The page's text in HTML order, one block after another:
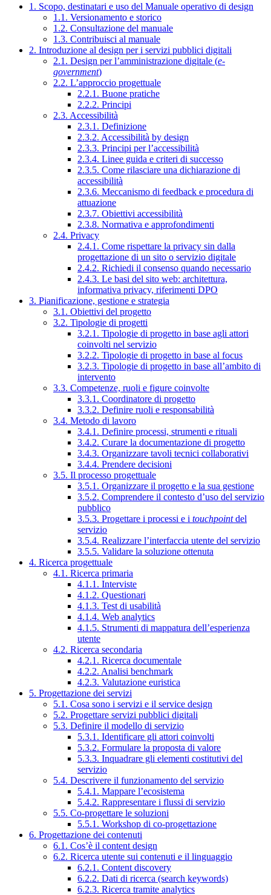
1. Scopo, destinatari e uso del Manuale operativo di design
1.1. Versionamento e storico
1.2. Consultazione del manuale
1.3. Contribuisci al manuale
2. Introduzione al design per i servizi pubblici digitali
2.1. Design per l’amministrazione digitale (e-
government)
2.2. L’approccio progettuale
2.2.1. Buone pratiche
2.2.2. Principi
2.3. Accessibilità
2.3.1. Definizione
2.3.2. Accessibilità by design
2.3.3. Principi per l’accessibilità
2.3.4. Linee guida e criteri di successo
2.3.5. Come rilasciare una dichiarazione di
accessibilità
2.3.6. Meccanismo di feedback e procedura di
attuazione
2.3.7. Obiettivi accessibilità
2.3.8. Normativa e approfondimenti
2.4. Privacy
2.4.1. Come rispettare la privacy sin dalla
progettazione di un sito o servizio digitale
2.4.2. Richiedi il consenso quando necessario
2.4.3. Le basi del sito web: architettura,
informativa privacy, riferimenti DPO
3. Pianificazione, gestione e strategia
3.1. Obiettivi del progetto
3.2. Tipologie di progetti
3.2.1. Tipologie di progetto in base agli attori
coinvolti nel servizio
3.2.2. Tipologie di progetto in base al focus
3.2.3. Tipologie di progetto in base all’ambito di
intervento
3.3. Competenze, ruoli e figure coinvolte
3.3.1. Coordinatore di progetto
3.3.2. Definire ruoli e responsabilità
3.4. Metodo di lavoro
3.4.1. Definire processi, strumenti e rituali
3.4.2. Curare la documentazione di progetto
3.4.3. Organizzare tavoli tecnici collaborativi
3.4.4. Prendere decisioni
3.5. Il processo progettuale
3.5.1. Organizzare il progetto e la sua gestione
3.5.2. Comprendere il contesto d’uso del servizio
pubblico
3.5.3. Progettare i processi e i touchpointdel
servizio
3.5.4. Realizzare l’interfaccia utente del servizio
3.5.5. Validare la soluzione ottenuta
4. Ricerca progettuale
4.1. Ricerca primaria
4.1.1. Interviste
4.1.2. Questionari
4.1.3. Test di usabilità
4.1.4. Web analytics
4.1.5. Strumenti di mappatura dell’esperienza
utente
4.2. Ricerca secondaria
4.2.1. Ricerca documentale
4.2.2. Analisi benchmark
4.2.3. Valutazione euristica
5. Progettazione dei servizi
5.1. Cosa sono i servizi e il service design
5.2. Progettare servizi pubblici digitali
5.3. Definire il modello di servizio
5.3.1. Identificare gli attori coinvolti
5.3.2. Formulare la proposta di valore
5.3.3. Inquadrare gli elementi costitutivi del
servizio
5.4. Descrivere il funzionamento del servizio
5.4.1. Mappare l’ecosistema
5.4.2. Rappresentare i flussi di servizio
5.5. Co-progettare le soluzioni
5.5.1. Workshop di co-progettazione
6. Progettazione dei contenuti
6.1. Cos’è il content design
6.2. Ricerca utente sui contenuti e il linguaggio
6.2.1. Content discovery
6.2.2. Dati di ricerca (search keywords)
6.2.3. Ricerca tramite analytics